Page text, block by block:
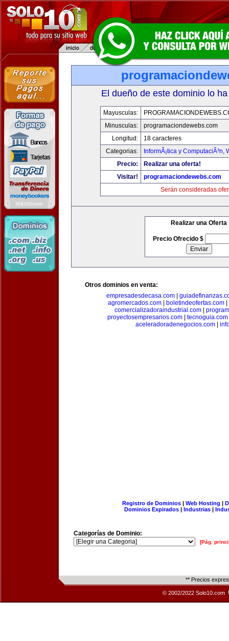
El dueño de este dominio lo
Mayusculas:
Minusculas:
programaciondewebs.com
Longitud:
18 caracteres
Categorias:
InformÃ¡tica y ComputaciÃ³n,
Precio:
Realizar una oferta!
Visitar!
programaciondewebs.com
Serán consideradas
Realizar una Oferta
Precio Ofrecido $
Otros dominios en venta:
empresadesdecasa.com|
agromercados.com
boletindeofertas.com
comercializadoraindustrial.com
proyectosempresarios.com
tecnoguia.com
aceleradoradenegocios.com
Registro de Dominios| Web Hosting |
Dominios Expirados | Industrias |
Categorías de Dominio:
[Pág.
** Precios
© 2002/2022 Solo10.com